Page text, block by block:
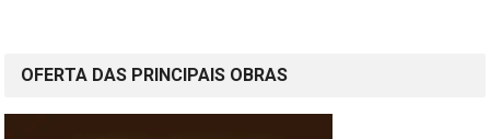
OFERTA DAS PRINCIPAIS OBRAS